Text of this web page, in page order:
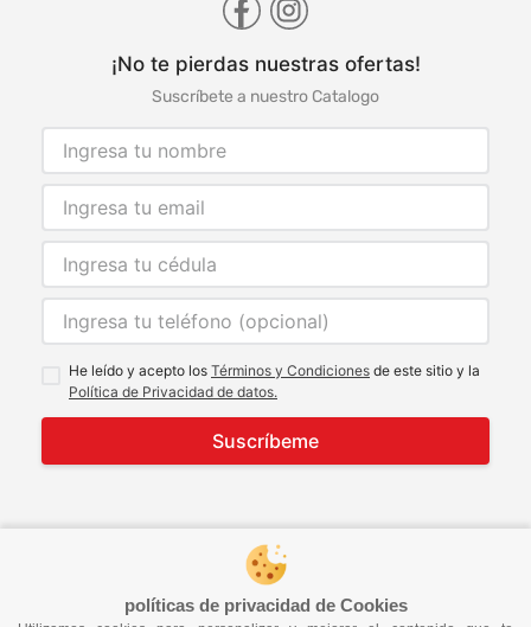
políticas de privacidad de Cookies
¡No te pierdas nuestras ofertas!
Suscríbete a nuestro Catalogo
He leído y acepto los Términos y Condiciones de este sitio y la
Política de Privacidad de datos.
Suscríbeme
© 2021 Todos los derechos reservados
developed by